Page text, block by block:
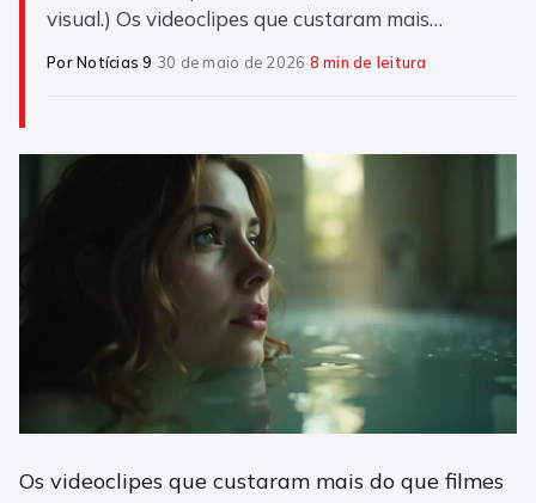
visual.) Os videoclipes que custaram mais…
Por Notícias 9·30 de maio de 2026·8 min de leitura
Os videoclipes que custaram mais do que filmes